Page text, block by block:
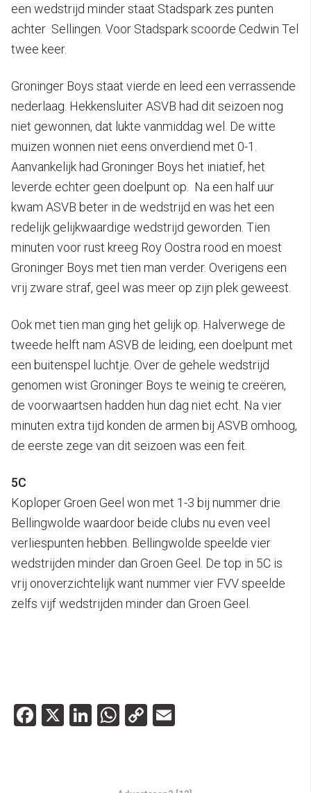
een wedstrijd minder staat Stadspark zes punten
achter Sellingen. Voor Stadspark scoorde Cedwin Tel
twee keer.
Groninger Boys staat vierde en leed een verrassende
nederlaag. Hekkensluiter ASVB had dit seizoen nog
niet gewonnen, dat lukte vanmiddag wel. De witte
muizen wonnen niet eens onverdiend met 0-1.
Aanvankelijk had Groninger Boys het iniatief, het
leverde echter geen doelpunt op. Na een half uur
kwam ASVB beter in de wedstrijd en was het een
redelijk gelijkwaardige wedstrijd geworden. Tien
minuten voor rust kreeg Roy Oostra rood en moest
Groninger Boys met tien man verder. Overigens een
vrij zware straf, geel was meer op zijn plek geweest.
Ook met tien man ging het gelijk op. Halverwege de
tweede helft nam ASVB de leiding, een doelpunt met
een buitenspel luchtje. Over de gehele wedstrijd
genomen wist Groninger Boys te weinig te creëren,
de voorwaartsen hadden hun dag niet echt. Na vier
minuten extra tijd konden de armen bij ASVB omhoog,
de eerste zege van dit seizoen was een feit.
5C
Koploper Groen Geel won met 1-3 bij nummer drie
Bellingwolde waardoor beide clubs nu even veel
verliespunten hebben. Bellingwolde speelde vier
wedstrijden minder dan Groen Geel. De top in 5C is
vrij onoverzichtelijk want nummer vier FVV speelde
zelfs vijf wedstrijden minder dan Groen Geel.
Facebook
X LinkedIn
WhatsApp
Copy